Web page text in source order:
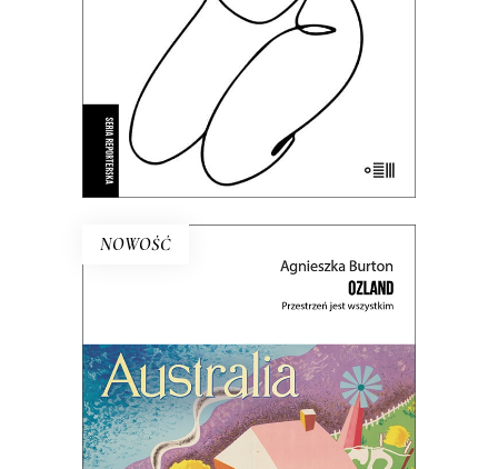
E-BOOK DO KOSZYKA
NOWOŚĆ
[EBOOK] OZLAND.
PRZESTRZEŃ JEST WSZYSTKIM
Ludzie nie posiadają krainy – to ona
posiada ludzi. PREMIERA 14